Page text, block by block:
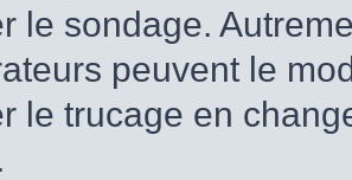
le sondage.
peuvent le
le trucage en